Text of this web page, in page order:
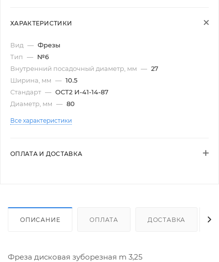
ХАРАКТЕРИСТИКИ
Вид — Фрезы
Тип — №6
Внутренний посадочный диаметр, мм — 27
Ширина, мм — 10.5
Стандарт — ОСТ2 И-41-14-87
Диаметр, мм — 80
Все характеристики
ОПЛАТА И ДОСТАВКА
ОПИСАНИЕ ОПЛАТА ДОСТАВКА
Фреза дисковая зуборезная m 3,25